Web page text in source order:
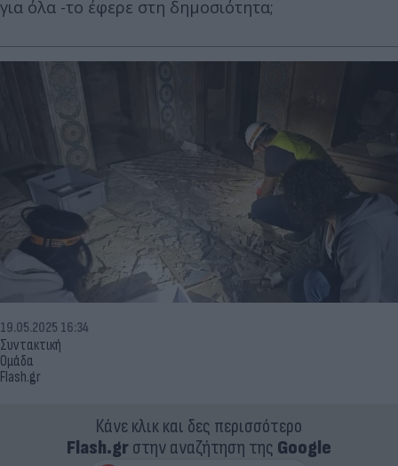
για όλα -το έφερε στη δημοσιότητα;
Συντακτική
Ομάδα
Flash.gr
19.05.2025 16:34
Κάνε κλικ και δες περισσότερο
Flash.grστην αναζήτηση της Google